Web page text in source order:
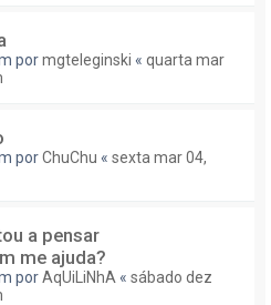
pormgteleginski « quarta mar
porChuChu « sexta mar 04,
a pensar
me ajuda?
porAqUiLiNhA « sábado dez